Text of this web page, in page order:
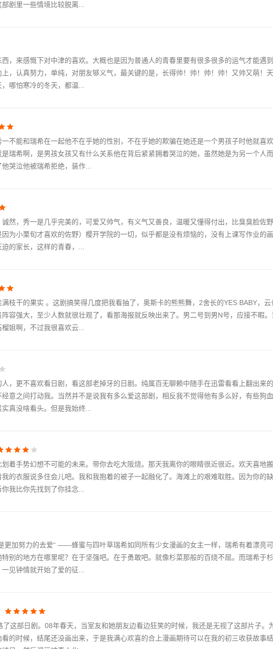
剧里一些情境比较脱离...
，来感慨下对中津的喜欢。大概也是因为普通人的青春里要有很多很多的运气才能遇
，认真努力，单纯，对朋友够义气，最关键的是，长得帅！帅！帅！帅！又帅又萌！
哪怕寒冷的冬天，都温...
不能和瑞希在一起他不在乎她的性别，不在乎她的欺骗在她还是一个男孩子时他就喜
瑞希啊，是男孩女孩又有什么关系他在背后紧紧拥着哭泣的她，虽然她是为另一个人
哭泣他被瑞希拒绝，装作...
然，秀一是几乎完美的，可爱又帅气，有义气又善良，温暖又懂得付出，比臭臭脸佐
为小栗旬才喜欢的佐野）樱开学院的一切，似乎都是没有烦恼的，没有上课写作业的
的家长，这样的青春，...
枝干的果实 。这剧搞笑得几度把我看抽了，奥斯卡的熊熊舞，2舍长的YES BABY，
容强大，至少人数就很壮观了，看那海报就反映出来了。男二号到男N号，应接不暇
姐啊，不过我很喜欢云...
，更不喜欢看日剧，看这部老掉牙的日剧。纯属百无聊赖中随手在迅雷看看上翻出来
意之间打动我。当然并不是说我有多么爱这部剧，相反我不觉得他有多么好，有些狗
真没啥看头。但是我始终...
着手势幻想不可能的未来。带你去吃大阪烧。那天我离你的眼睛很近很近。欢天喜地
的衣服说多住会儿吧。我和我抱着的被子一起融化了。海滩上的艰难取胜。因为你的
我比你先找到了你挂念...
更加努力的去爱“ ——蜂蜜与四叶草瑞希如同所有少女漫画的女主一样，瑞希有着漂亮可
别的地方在哪里呢？在于坚强吧。在于勇敢吧。就像杉菜那般的百绕不屈。而瑞希于
见钟情就开始了爱的征...
这部日剧。08年春天，当室友和她朋友边看边狂笑的时候，我还是无视了这部片子。
的时候，结尾还没画出来，于是我满心欢喜的合上漫画期待可以在我的初三收获故事